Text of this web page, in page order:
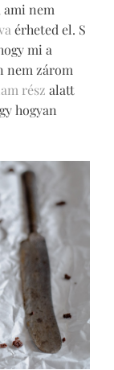
ami nem
érheted el. S
mi a
nem zárom
rész alatt
hogyan